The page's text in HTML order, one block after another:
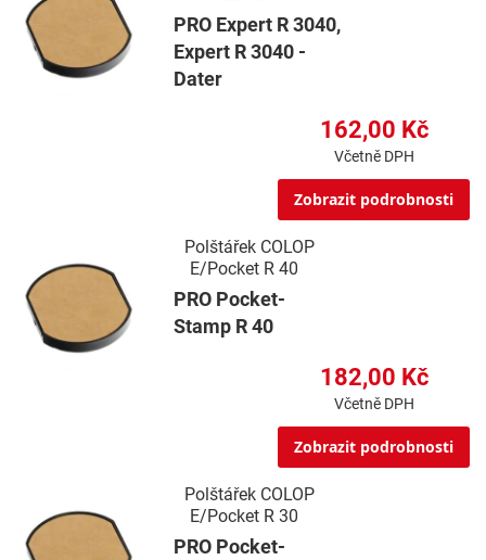
PRO Expert R 3040,
Expert R 3040 -
Dater
162,00 Kč
Včetně DPH
Zobrazit podrobnosti
Polštářek COLOP
E/Pocket R 40
PRO Pocket-
Stamp R 40
182,00 Kč
Včetně DPH
Zobrazit podrobnosti
Polštářek COLOP
E/Pocket R 30
PRO Pocket-